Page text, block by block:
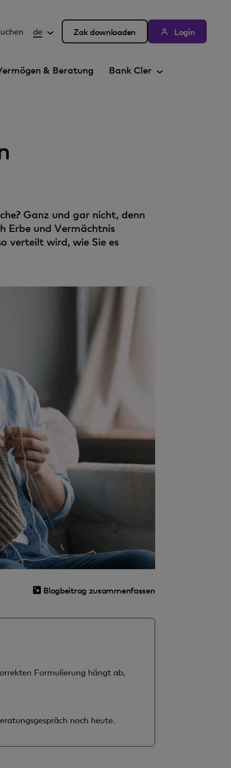
de Zak downloaden Login
& Beratung Bank Cler
Ganz und gar nicht, denn
Erbe und Vermächtnis
verteilt wird, wie Sie es
Blogbeitrag zusammenfassen
Formulierung hängt ab,
noch heute.